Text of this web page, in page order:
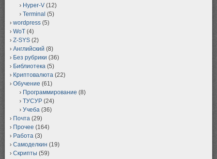
Hyper-V (12)
Terminal (5)
wordpress (5)
WoT (4)
Z-SYS (2)
Английский (8)
Без рубрики (36)
Библиотека (5)
Криптовалюта (22)
Обучение (61)
Программирование (8)
ТУСУР (24)
Учеба (36)
Почта (29)
Прочее (164)
Работа (3)
Самоделкин (19)
Скрипты (59)